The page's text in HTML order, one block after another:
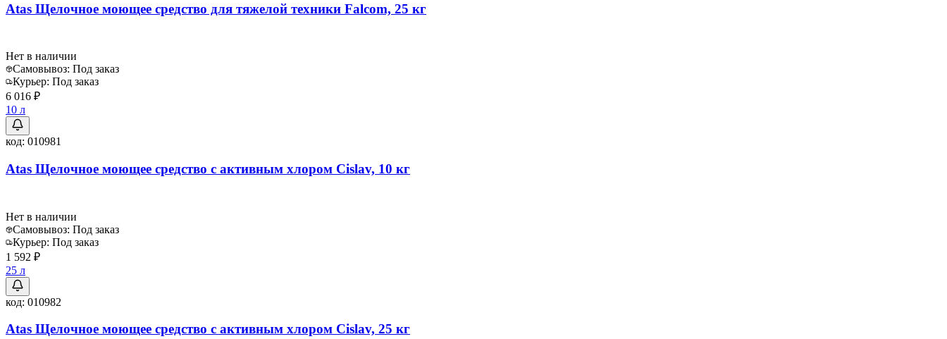
Atas Щелочное моющее средство для тяжелой техники Falcom, 25 кг
Нет в наличии
Самовывоз: Под заказ
Курьер: Под заказ
6 016 ₽
10 л
код: 010981
Atas Щелочное моющее средство с активным хлором Cislav, 10 кг
Нет в наличии
Самовывоз: Под заказ
Курьер: Под заказ
1 592 ₽
25 л
код: 010982
Atas Щелочное моющее средство с активным хлором Cislav, 25 кг